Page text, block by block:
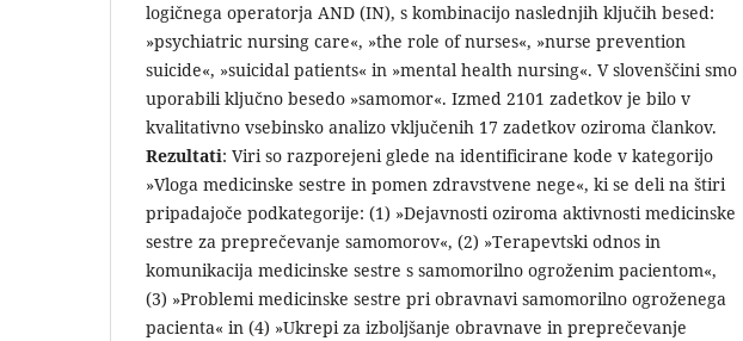
logičnega operatorja AND (IN), s kombinacijo naslednjih ključih besed:
»psychiatric nursing care«, »the role of nurses«, »nurse prevention
suicide«, »suicidal patients« in »mental health nursing«. V slovenščini smo
uporabili ključno besedo »samomor«. Izmed 2101 zadetkov je bilo v
kvalitativno vsebinsko analizo vključenih 17 zadetkov oziroma člankov.
Rezultati: Viri so razporejeni glede na identificirane kode v kategorijo
»Vloga medicinske sestre in pomen zdravstvene nege«, ki se deli na štiri
pripadajoče podkategorije: (1) »Dejavnosti oziroma aktivnosti medicinske
sestre za preprečevanje samomorov«, (2) »Terapevtski odnos in
komunikacija medicinske sestre s samomorilno ogroženim pacientom«,
(3) »Problemi medicinske sestre pri obravnavi samomorilno ogroženega
pacienta« in (4) »Ukrepi za izboljšanje obravnave in preprečevanje